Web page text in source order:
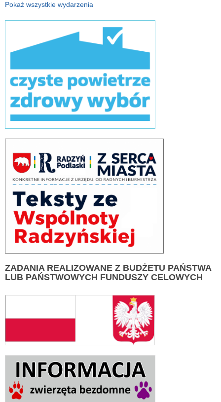
Pokaż wszystkie wydarzenia
ZADANIAREALIZOWANE Z BUDŻETU PAŃSTWA
LUB PAŃSTWOWYCH FUNDUSZY CELOWYCH